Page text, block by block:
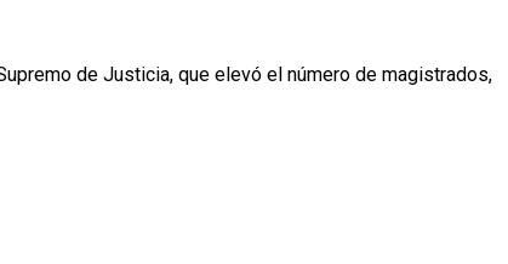
de Justicia, que elevó el número de magistrados,